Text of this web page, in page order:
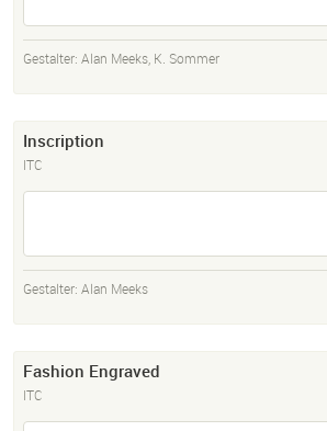
Gestalter: Alan Meeks, K. Sommer
Inscription
ITC
Gestalter: Alan Meeks
Fashion Engraved
ITC